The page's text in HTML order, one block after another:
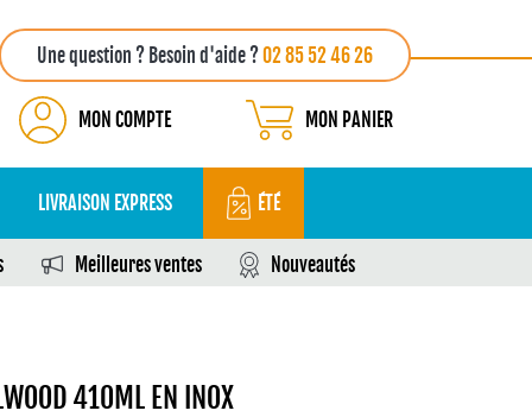
Une question ? Besoin d'aide ?02 85 52 46 26
MON COMPTE MON PANIER
LIVRAISON EXPRESS ÉTÉ
Meilleures ventes Nouveautés
410ML EN INOX